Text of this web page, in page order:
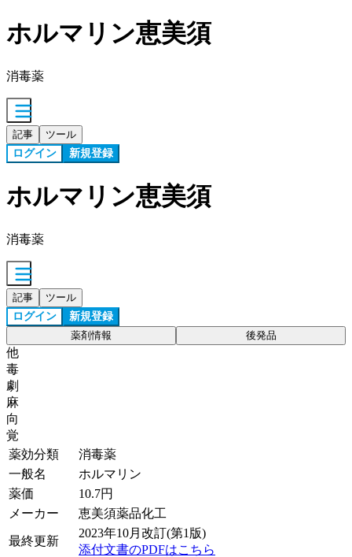
ホルマリン恵美須
消毒薬
記事 ツール
ログイン 新規登録
ホルマリン恵美須
消毒薬
記事 ツール
ログイン 新規登録
薬剤情報 後発品
他
毒
劇
麻
向
覚
薬効分類
消毒薬
一般名
ホルマリン
薬価
10.7円
メーカー
恵美須薬品化工
最終更新
2023年10月改訂(第1版)
添付文書のPDFはこちら